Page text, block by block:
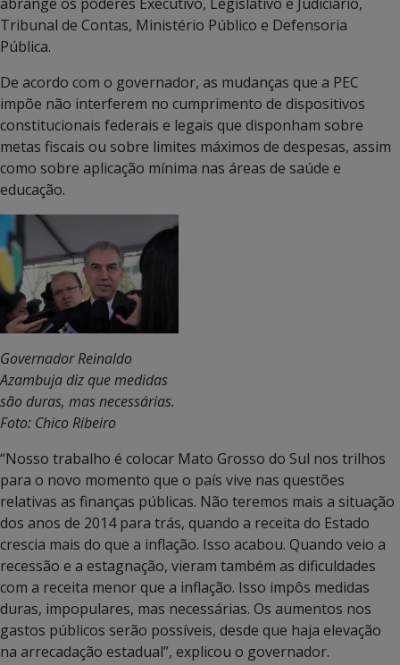
Tribunal de Contas, Ministério Público e Defensoria
Pública.
De acordo com o governador, as mudanças que a PEC
impõe não interferem no cumprimento de dispositivos
constitucionais federais e legais que disponham sobre
metas fiscais ou sobre limites máximos de despesas, assim
como sobre aplicação mínima nas áreas de saúde e
educação.
Governador Reinaldo
Azambuja diz que medidas
são duras, mas necessárias.
Foto: Chico Ribeiro
“Nosso trabalho é colocar Mato Grosso do Sul nos trilhos
para o novo momento que o país vive nas questões
relativas as finanças públicas. Não teremos mais a situação
dos anos de 2014 para trás, quando a receita do Estado
crescia mais do que a inflação. Isso acabou. Quando veio a
recessão e a estagnação, vieram também as dificuldades
com a receita menor que a inflação. Isso impôs medidas
duras, impopulares, mas necessárias. Os aumentos nos
gastos públicos serão possíveis, desde que haja elevação
na arrecadação estadual”, explicou o governador.